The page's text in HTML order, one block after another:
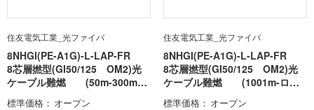
住友電気工業_光ファイバ
8NHGI(PE-A1G)-L-LAP-FR
8芯層撚型(GI50/125 OM2)光
ケーブル難燃 (50m-300mロ
ット価格)
標準価格
オープン
住友電気工業_光ファイバ
8NHGI(PE-A1G)-L-LAP-FR
8芯層撚型(GI50/125 OM2)光
ケーブル難燃 (1001m-ロッ
ト価格)
標準価格
オープン